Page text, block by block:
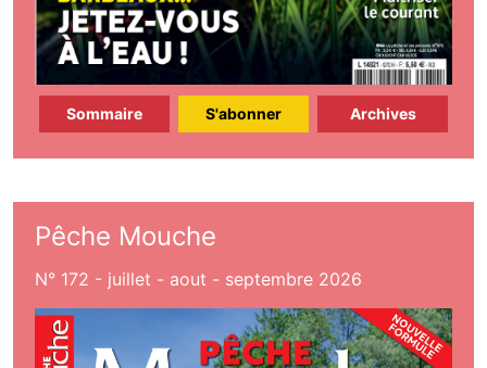
Sommaire S'abonner Archives
Pêche Mouche
N° 172 - juillet - aout - septembre 2026